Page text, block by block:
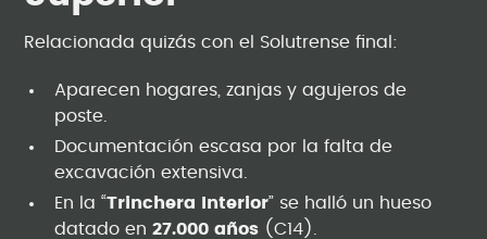
Relacionada quizás con el Solutrense final:
Aparecen hogares, zanjas y agujeros de
poste.
Documentación escasa por la falta de
excavación extensiva.
En la “Trinchera Interior” se halló un hueso
datado en27.000 años (C14).